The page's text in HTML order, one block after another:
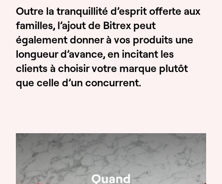
Outre la tranquillité d’esprit offerte aux
familles, l’ajout de Bitrex peut
également donner à vos produits une
longueur d’avance, en incitant les
clients à choisir votre marque plutôt
que celle d’un concurrent.